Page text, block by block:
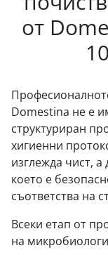
от
Domestina не е
структуриран
хигиенни
изглежда чист,
което е
съответства на
Всеки етап от
на